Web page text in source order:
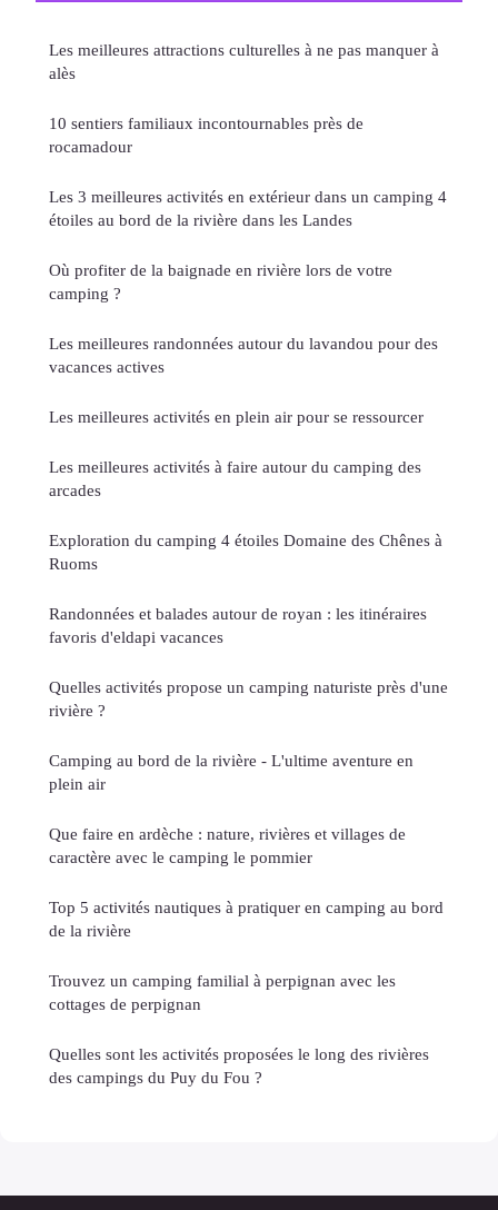
Les meilleures attractions culturelles à ne pas manquer à
alès
10 sentiers familiaux incontournables près de
rocamadour
Les 3 meilleures activités en extérieur dans un camping 4
étoiles au bord de la rivière dans les Landes
Où profiter de la baignade en rivière lors de votre
camping ?
Les meilleures randonnées autour du lavandou pour des
vacances actives
Les meilleures activités en plein air pour se ressourcer
Les meilleures activités à faire autour du camping des
arcades
Exploration du camping 4 étoiles Domaine des Chênes à
Ruoms
Randonnées et balades autour de royan : les itinéraires
favoris d'eldapi vacances
Quelles activités propose un camping naturiste près d'une
rivière ?
Camping au bord de la rivière - L'ultime aventure en
plein air
Que faire en ardèche : nature, rivières et villages de
caractère avec le camping le pommier
Top 5 activités nautiques à pratiquer en camping au bord
de la rivière
Trouvez un camping familial à perpignan avec les
cottages de perpignan
Quelles sont les activités proposées le long des rivières
des campings du Puy du Fou ?